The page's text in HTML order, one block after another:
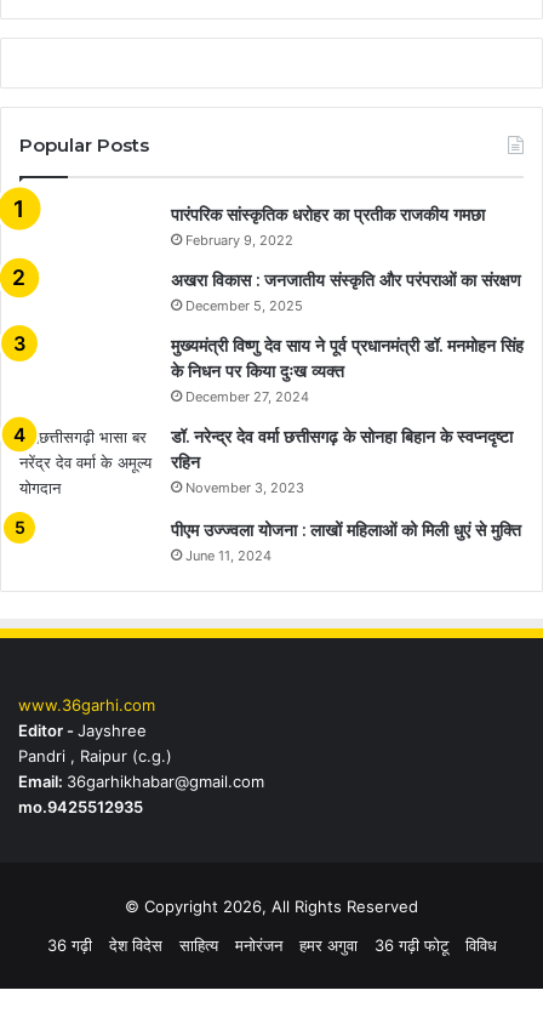
Popular Posts
​​​​​​​पारंपरिक सांस्कृतिक धरोहर का प्रतीक राजकीय गमछा
February 9, 2022
अखरा विकास : जनजातीय संस्कृति और परंपराओं का संरक्षण
December 5, 2025
मुख्यमंत्री विष्णु देव साय ने पूर्व प्रधानमंत्री डॉ. मनमोहन सिंह
के निधन पर किया दुःख व्यक्त
December 27, 2024
डॉ. नरेन्द्र देव वर्मा छत्तीसगढ़ के सोनहा बिहान के स्वप्नदृष्टा
रहिन
November 3, 2023
पीएम उज्ज्वला योजना : लाखों महिलाओं को मिली धुएं से मुक्ति
June 11, 2024
www.36garhi.com
Editor -Jayshree
Pandri , Raipur (c.g.)
Email: 36garhikhabar@gmail.com
mo.9425512935
© Copyright 2026, All Rights Reserved
36 गढ़ी
देश विदेस साहित्य मनोरंजन हमर अगुवा 36 गढ़ी फोटू विविध